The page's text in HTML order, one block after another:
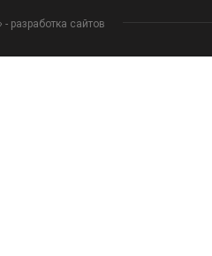
разработка сайтов